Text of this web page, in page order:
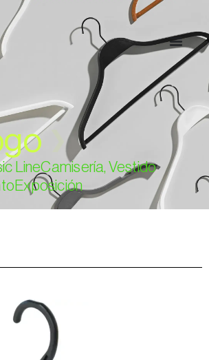
❯
LineCamisería, Vestido
Exposición